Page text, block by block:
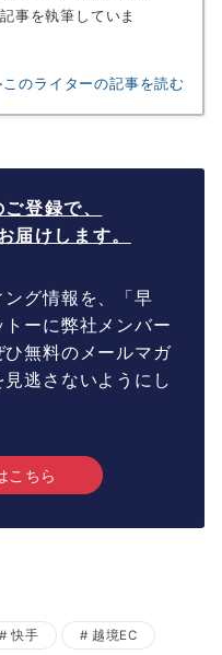
事を執筆していま
このライターの記事を読む
登録で、
届けします。
グ情報を、「早
ーに弊社メンバー
無料のメールマガ
逃さないようにし
こちら
快手 越境EC